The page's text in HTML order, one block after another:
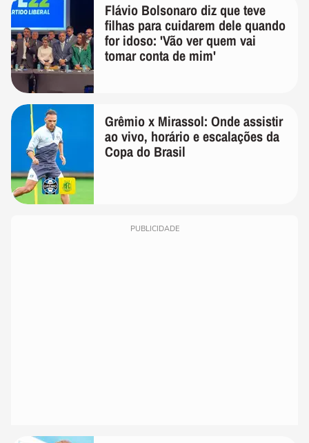
Flávio Bolsonaro diz que teve
filhas para cuidarem dele quando
for idoso: 'Vão ver quem vai
tomar conta de mim'
Grêmio x Mirassol: Onde assistir
ao vivo, horário e escalações da
Copa do Brasil
PUBLICIDADE